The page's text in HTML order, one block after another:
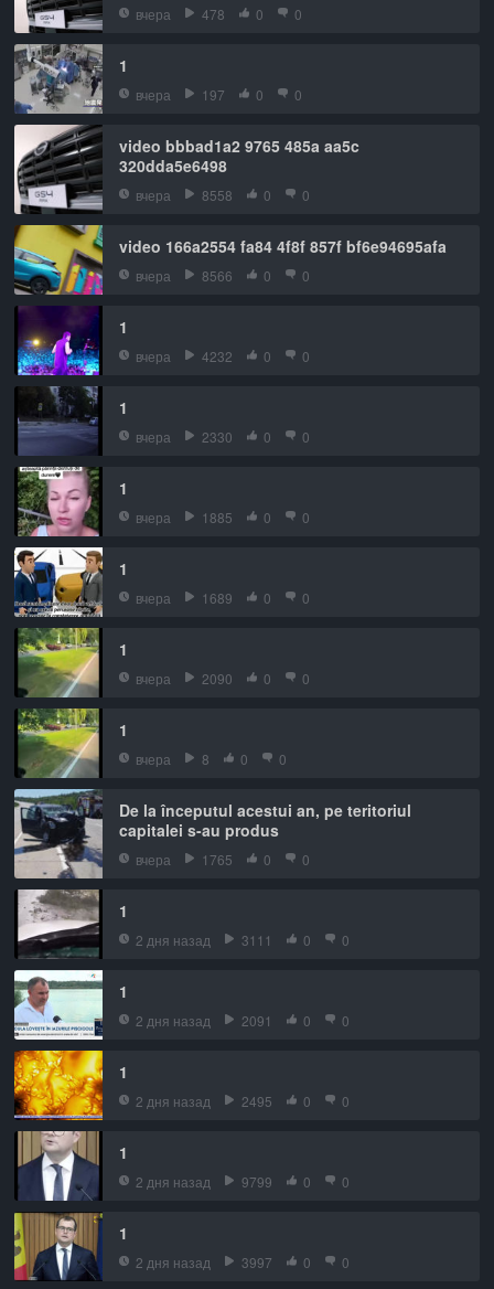
вчера 478 0 0
1
вчера 197 0 0
video bbbad1a2 9765 485a aa5c
320dda5e6498
вчера 8558 0 0
video 166a2554 fa84 4f8f 857f bf6e94695afa
вчера 8566 0 0
1
вчера 4232 0 0
1
вчера 2330 0 0
1
вчера 1885 0 0
1
вчера 1689 0 0
1
вчера 2090 0 0
1
вчера 8 0 0
De la începutul acestui an, pe teritoriul
capitalei s-au produs
вчера 1765 0 0
1
2 дня назад 3111 0 0
1
2 дня назад 2091 0 0
1
2 дня назад 2495 0 0
1
2 дня назад 9799 0 0
1
2 дня назад 3997 0 0